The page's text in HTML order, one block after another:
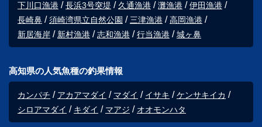
下川口漁港
長浜3号突堤 久通漁港 灘漁港
伊田漁港
長崎鼻
須崎湾県立自然公園 三津漁港
高岡漁港
新居海岸
新村漁港 志和漁港 行当漁港 城ヶ鼻
高知県の人気魚種の釣果情報
カンパチ アカアマダイ マダイ イサキ
ケンサキイカ
シロアマダイ
キダイ マアジ オオモンハタ